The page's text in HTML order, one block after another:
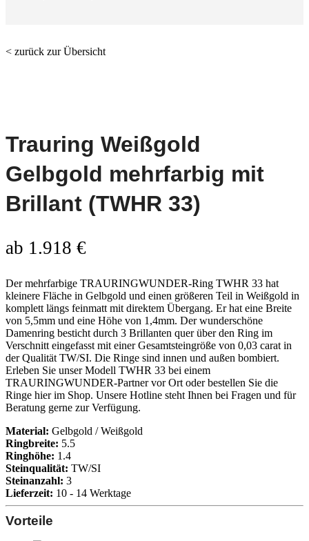
< zurück zur Übersicht
Trauring Weißgold
Gelbgold mehrfarbig mit
Brillant (TWHR 33)
ab 1.918 €
Der mehrfarbige TRAURINGWUNDER-Ring TWHR 33 hat
kleinere Fläche in Gelbgold und einen größeren Teil in Weißgold in
komplett längs feinmatt mit direktem Übergang. Er hat eine Breite
von 5,5mm und eine Höhe von 1,4mm. Der wunderschöne
Damenring besticht durch 3 Brillanten quer über den Ring im
Verschnitt eingefasst mit einer Gesamtsteingröße von 0,03 carat in
der Qualität TW/SI. Die Ringe sind innen und außen bombiert.
Erleben Sie unser Modell TWHR 33 bei einem
TRAURINGWUNDER-Partner vor Ort oder bestellen Sie die
Ringe hier im Shop. Unsere Hotline steht Ihnen bei Fragen und für
Beratung gerne zur Verfügung.
Material: Gelbgold / Weißgold
Ringbreite: 5.5
Ringhöhe: 1.4
Steinqualität: TW/SI
Steinanzahl: 3
Lieferzeit: 10 - 14 Werktage
Vorteile